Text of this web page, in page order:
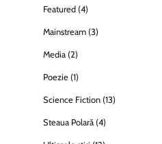
Featured (4)
Mainstream (3)
Media (2)
Poezie (1)
Science Fiction (13)
Steaua Polară (4)